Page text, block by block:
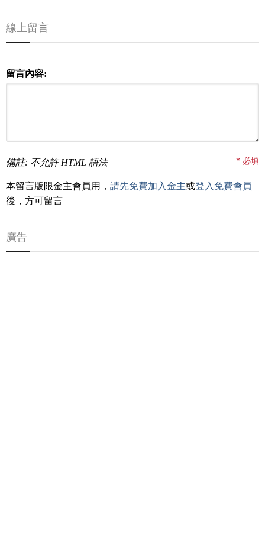
線上留言
留言內容:
備註: 不允許 HTML 語法 * 必填
本留言版限金主會員用， 請先免費加入金主或登入免費會員
後，方可留言
廣告